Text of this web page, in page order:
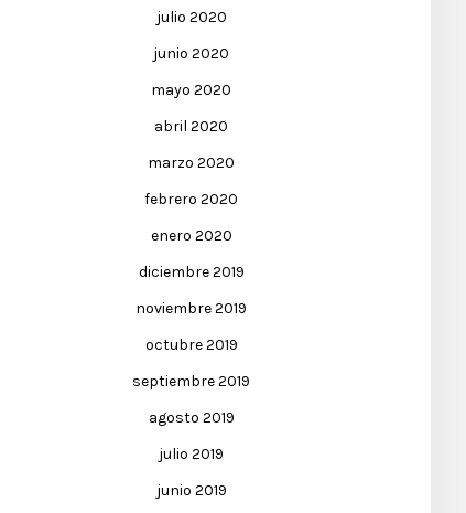
julio 2020
junio 2020
mayo 2020
abril 2020
marzo 2020
febrero 2020
enero 2020
diciembre 2019
noviembre 2019
octubre 2019
septiembre 2019
agosto 2019
julio 2019
junio 2019